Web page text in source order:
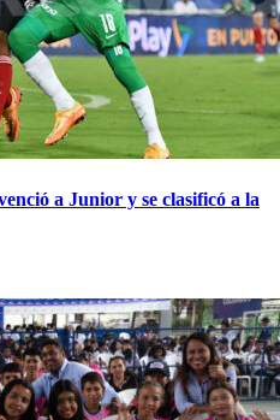
a Junior y se clasificó a la